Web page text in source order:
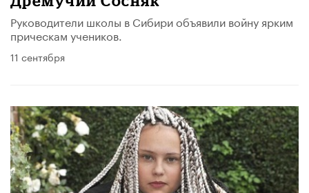
Руководители школы в Сибири объявили войну ярким
прическам учеников.
11 сентября